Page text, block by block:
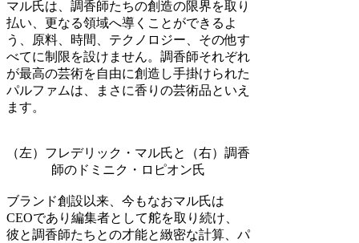
マル氏は、調香師たちの創造の限界を取り
払い、更なる領域へ導くことができるよ
う、原料、時間、テクノロジー、その他す
べてに制限を設けません。調香師それぞれ
が最高の芸術を自由に創造し手掛けられた
パルファムは、まさに香りの芸術品といえ
ます。
（左）フレデリック・マル氏と（右）調香
師のドミニク・ロピオン氏
ブランド創設以来、今もなおマル氏は
CEOであり編集者として舵を取り続け、
彼と調香師たちとの才能と緻密な計算、パ